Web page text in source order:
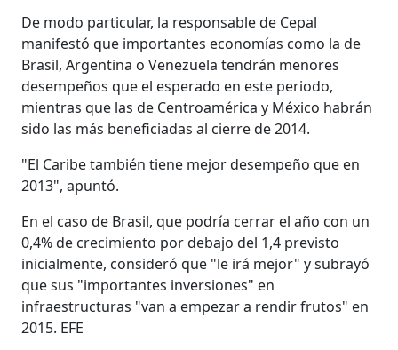
De modo particular, la responsable de Cepal
manifestó que importantes economías como la de
Brasil, Argentina o Venezuela tendrán menores
desempeños que el esperado en este periodo,
mientras que las de Centroamérica y México habrán
sido las más beneficiadas al cierre de 2014.
"El Caribe también tiene mejor desempeño que en
2013", apuntó.
En el caso de Brasil, que podría cerrar el año con un
0,4% de crecimiento por debajo del 1,4 previsto
inicialmente, consideró que "le irá mejor" y subrayó
que sus "importantes inversiones" en
infraestructuras "van a empezar a rendir frutos" en
2015. EFE